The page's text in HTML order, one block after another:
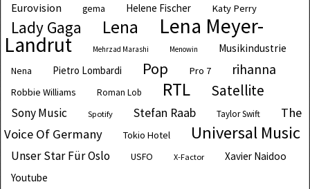
Eurovision gema Helene Fischer Katy Perry
Lady Gaga Lena Lena Meyer-
Landrut Mehrzad Marashi Menowin Musikindustrie
Nena Pietro Lombardi Pop Pro 7 rihanna
Robbie Williams Roman Lob RTL Satellite
Sony Music Spotify Stefan Raab Taylor Swift
The
Voice Of Germany
Tokio Hotel Universal Music
Unser Star Für Oslo USFO X-Factor
Xavier Naidoo
Youtube